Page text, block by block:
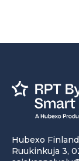
Hubexo
Ruukinkuja 3,